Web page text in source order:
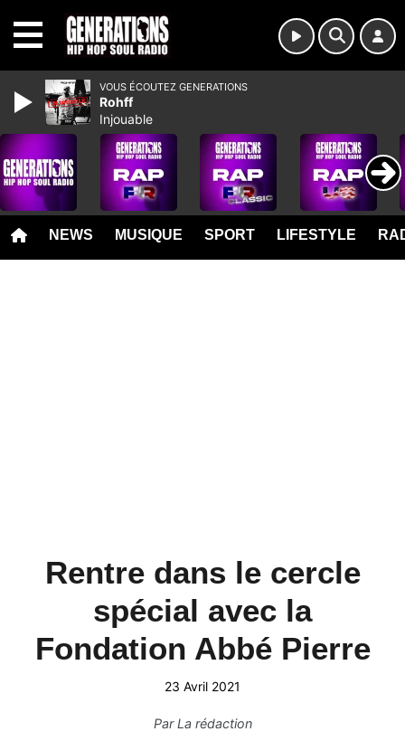
NEWS MUSIQUE SPORT LIFESTYLE
Rentre dans le cercle
spécial avec la
Fondation Abbé Pierre
23 Avril 2021
ParLa rédaction
VOUS ÉCOUTEZ GENERATIONS
Rohff
Injouable